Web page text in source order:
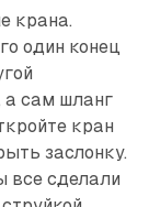
крана.
один конец
а сам шланг
кран
заслонку.
все сделали